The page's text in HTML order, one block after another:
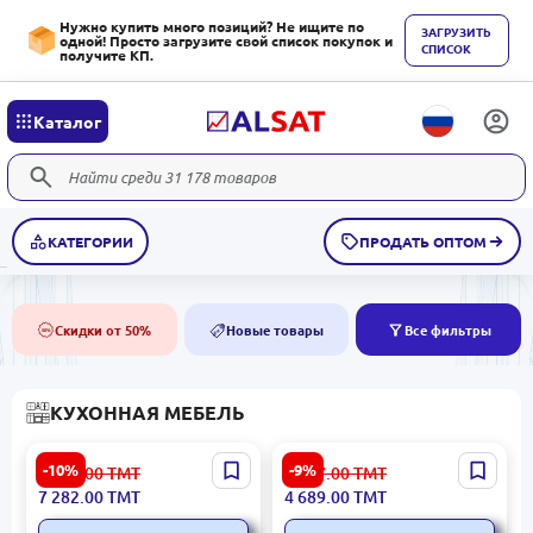
Нужно купить много позиций? Не ищите по
одной! Просто загрузите свой список покупок и
получите КП.
ЗАГРУЗИТЬ
СПИСОК
Каталог
КАТЕГОРИИ ПРОДАТЬ ОПТОМ
50% Скидки от 50% NEW Новые товары Все фильтры
КУХОННАЯ МЕБЕЛЬ
-10%
Джаниса Асель |
Кухонный стол + 6
стульев,
8 180.00ТМТ
7 282.00ТМТ
-9%
Djanisa Antik Beyaz Koyu
Gri | Кухонный столовый
комплект 1 стол + 6
стульев
5 187.00ТМТ
4 689.00ТМТ